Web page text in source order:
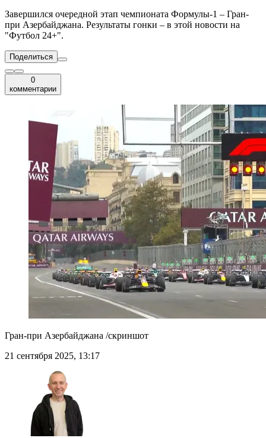
Завершился очередной этап чемпионата Формулы-1 – Гран-
при Азербайджана. Результаты гонки – в этой новости на
"Футбол 24+".
Поделиться
0
комментарии
Гран-при Азербайджана /скриншот
21 сентября 2025, 13:17